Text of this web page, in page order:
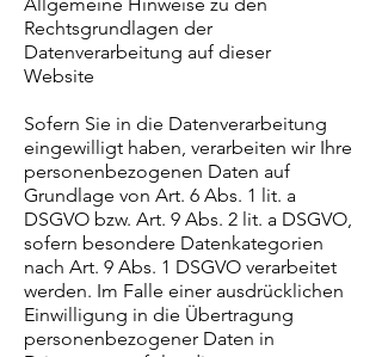
Rechtsgrundlagen der
Datenverarbeitung auf dieser
Website
Sofern Sie in die Datenverarbeitung
eingewilligt haben, verarbeiten wir Ihre
personenbezogenen Daten auf
Grundlage von Art. 6 Abs. 1 lit. a
DSGVO bzw. Art. 9 Abs. 2 lit. a DSGVO,
sofern besondere Datenkategorien
nach Art. 9 Abs. 1 DSGVO verarbeitet
werden. Im Falle einer ausdrücklichen
Einwilligung in die Übertragung
personenbezogener Daten in